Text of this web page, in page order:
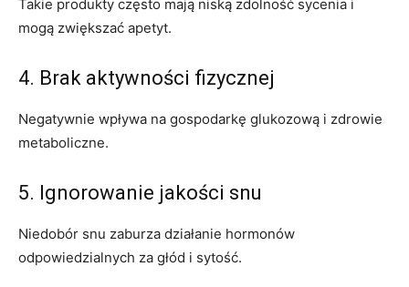
Takie produkty często mają niską zdolność sycenia i
mogą zwiększać apetyt.
4. Brak aktywności fizycznej
Negatywnie wpływa na gospodarkę glukozową i zdrowie
metaboliczne.
5. Ignorowanie jakości snu
Niedobór snu zaburza działanie hormonów
odpowiedzialnych za głód i sytość.